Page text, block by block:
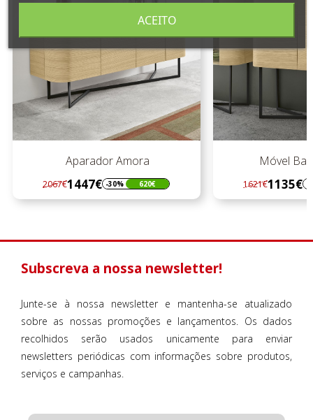
Aparador Amora
Regular
preço
2067€1447€
Preço -30% 620€
Móvel
Regular
preço
1621€1135€
Preço
Subscreva a nossa newsletter!
Junte-se à nossa newsletter e mantenha-se atualizado
sobre as nossas promoções e lançamentos. Os dados
recolhidos serão usados unicamente para enviar
newsletters periódicas com informações sobre produtos,
serviços e campanhas.
ACEITO